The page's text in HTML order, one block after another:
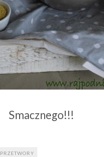
Smacznego!!!
PRZETWORY